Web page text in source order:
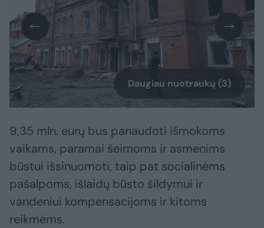
Daugiau nuotraukų (3)
9,35 mln. eurų bus panaudoti išmokoms
vaikams, paramai šeimoms ir asmenims
būstui išsinuomoti, taip pat socialinėms
pašalpoms, išlaidų būsto šildymui ir
vandeniui kompensacijoms ir kitoms
reikmėms.